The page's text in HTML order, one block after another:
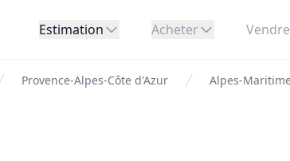
Estimation Acheter Vendre
Provence-Alpes-Côte d'Azur Alpes-